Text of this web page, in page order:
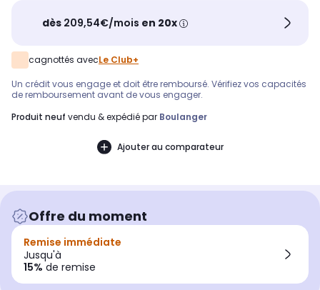
dès 209,54€/mois en 20x
cagnottés avecLe Club+
Un crédit vous engage et doit être remboursé. Vérifiez vos capacités
de remboursement avant de vous engager.
produit neuf vendu & expédié par Boulanger
Ajouter au comparateur
Offre du moment
Remise immédiate
Jusqu'à
15% de remise